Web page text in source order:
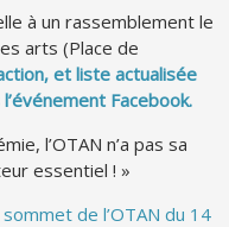
à un rassemblement le
arts (Place de
et liste actualisée
Facebook.
l’OTAN n’a pas sa
essentiel ! »
de l’OTAN du 14